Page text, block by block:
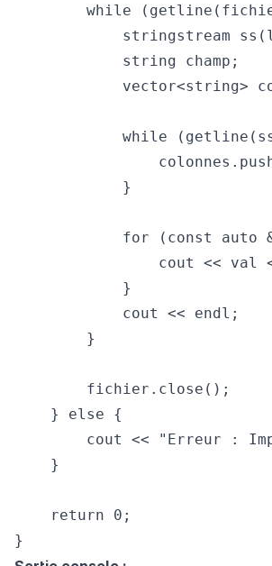
while
stringstream
            string champ;
vector<string>
while
            }
for (const auto
cout << val
            }
            cout << endl;
        }
        fichier.close();
    } else {
cout << "Erreur :
    }
    return 0;